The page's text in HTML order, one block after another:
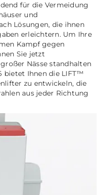
für die Vermeidung
und
Lösungen, die ihnen
erleichtern. Um Ihre
Kampf gegen
Sie jetzt
Nässe standhalten
bietet Ihnen die LIFT™
zu entwickeln, die
aus jeder Richtung